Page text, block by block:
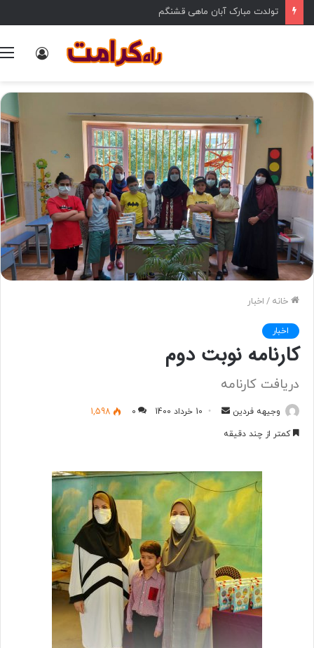
تولدت مبارک آبان ماهی قشنگم
خانه / اخبار
اخبار
کارنامه نوبت دوم
دریافت کارنامه
وجیهه فردین
ل
ب
ی
م
ی
ل
10 خرداد 1400 0
1,598
کمتر از چند دقیقه